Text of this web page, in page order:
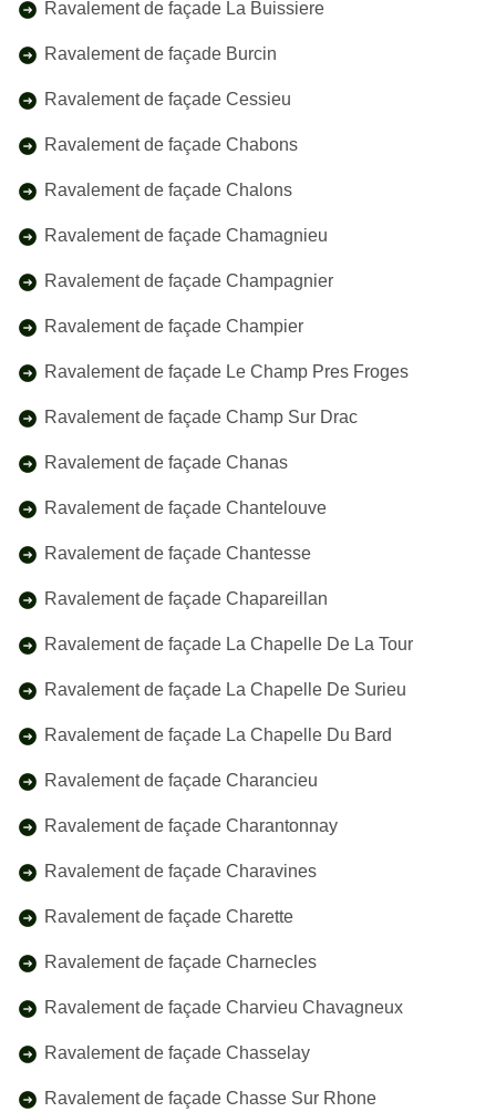
Ravalement de façade La Buissiere
Ravalement de façade Burcin
Ravalement de façade Cessieu
Ravalement de façade Chabons
Ravalement de façade Chalons
Ravalement de façade Chamagnieu
Ravalement de façade Champagnier
Ravalement de façade Champier
Ravalement de façade Le Champ Pres Froges
Ravalement de façade Champ Sur Drac
Ravalement de façade Chanas
Ravalement de façade Chantelouve
Ravalement de façade Chantesse
Ravalement de façade Chapareillan
Ravalement de façade La Chapelle De La Tour
Ravalement de façade La Chapelle De Surieu
Ravalement de façade La Chapelle Du Bard
Ravalement de façade Charancieu
Ravalement de façade Charantonnay
Ravalement de façade Charavines
Ravalement de façade Charette
Ravalement de façade Charnecles
Ravalement de façade Charvieu Chavagneux
Ravalement de façade Chasselay
Ravalement de façade Chasse Sur Rhone